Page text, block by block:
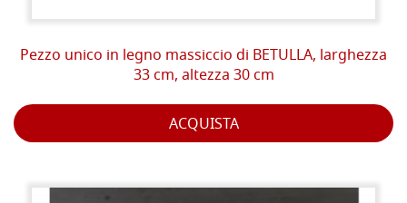
Pezzo unico in legno massiccio di BETULLA, larghezza
33 cm, altezza 30 cm
ACQUISTA